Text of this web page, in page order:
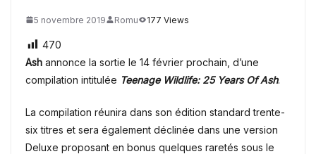
5 novembre 2019 Romu 177 Views
470
Ash annonce la sortie le 14 février prochain, d’une
compilation intitulée Teenage Wildlife: 25 Years Of Ash.
La compilation réunira dans son édition standard trente-
six titres et sera également déclinée dans une version
Deluxe proposant en bonus quelques raretés sous le